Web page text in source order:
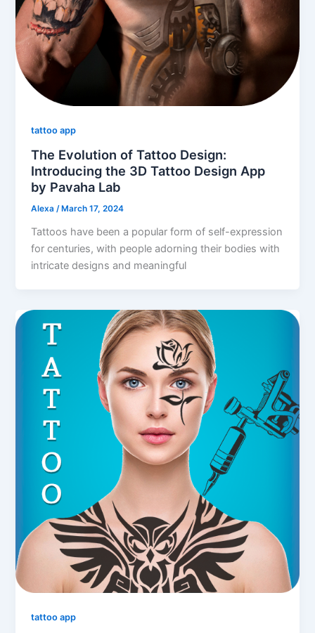
tattoo app
The Evolution of Tattoo Design:
Introducing the 3D Tattoo Design App
by Pavaha Lab
Alexa/ March 17, 2024
Tattoos have been a popular form of self-expression
for centuries, with people adorning their bodies with
intricate designs and meaningful
tattoo app